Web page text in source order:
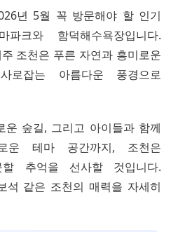
년 5월 꼭 방문해야 할 인기
크와 함덕해수욕장입니다.
조천은 푸른 자연과 흥미로운
잡는 아름다운 풍경으로
운 숲길, 그리고 아이들과 함께
테마 공간까지, 조천은
추억을 선사할 것입니다.
석 같은 조천의 매력을 자세히